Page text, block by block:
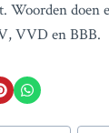
Woorden doen
VVD en BBB.